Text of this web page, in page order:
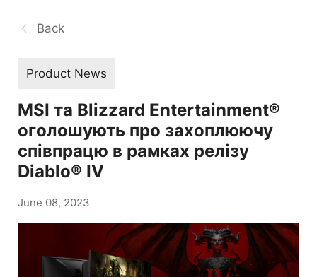
Back
Product News
MSI та Blizzard Entertainment®
оголошують про захоплюючу
співпрацю в рамках релізу
Diablo® IV
June 08, 2023